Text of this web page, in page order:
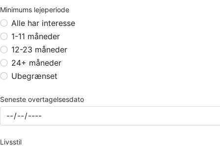
Minimums lejeperiode
Alle har interesse
1-11 måneder
12-23 måneder
24+ måneder
Ubegrænset
Seneste overtagelsesdato
Livsstil